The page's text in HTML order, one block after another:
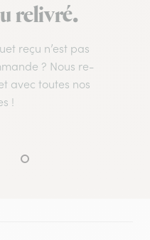
relivré.
reçu n’est pas
? Nous re-
avec toutes nos
!